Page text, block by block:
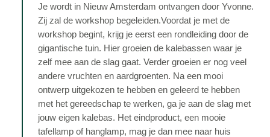
Je wordt in Nieuw Amsterdam ontvangen door Yvonne.
Zij zal de workshop begeleiden.Voordat je met de
workshop begint, krijg je eerst een rondleiding door de
gigantische tuin. Hier groeien de kalebassen waar je
zelf mee aan de slag gaat. Verder groeien er nog veel
andere vruchten en aardgroenten. Na een mooi
ontwerp uitgekozen te hebben en geleerd te hebben
met het gereedschap te werken, ga je aan de slag met
jouw eigen kalebas. Het eindproduct, een mooie
tafellamp of hanglamp, mag je dan mee naar huis